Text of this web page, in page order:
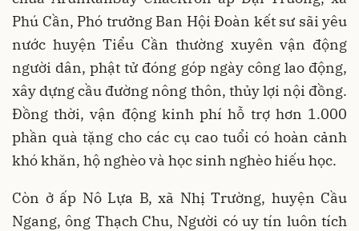
Phú Cần, Phó trưởng Ban Hội Đoàn kết sư sãi yêu
nước huyện Tiểu Cần thường xuyên vận động
người dân, phật tử đóng góp ngày công lao động,
xây dựng cầu đường nông thôn, thủy lợi nội đồng.
Đồng thời, vận động kinh phí hỗ trợ hơn 1.000
phần quà tặng cho các cụ cao tuổi có hoàn cảnh
khó khăn, hộ nghèo và học sinh nghèo hiếu học.
Còn ở ấp Nô Lựa B, xã Nhị Trường, huyện Cầu
Ngang, ông Thạch Chu, Người có uy tín luôn tích